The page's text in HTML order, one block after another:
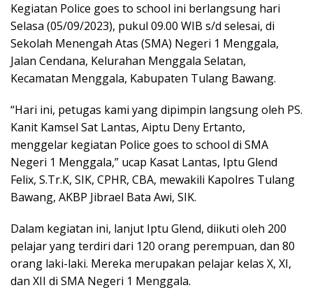
Kegiatan Police goes to school ini berlangsung hari
Selasa (05/09/2023), pukul 09.00 WIB s/d selesai, di
Sekolah Menengah Atas (SMA) Negeri 1 Menggala,
Jalan Cendana, Kelurahan Menggala Selatan,
Kecamatan Menggala, Kabupaten Tulang Bawang.
“Hari ini, petugas kami yang dipimpin langsung oleh PS.
Kanit Kamsel Sat Lantas, Aiptu Deny Ertanto,
menggelar kegiatan Police goes to school di SMA
Negeri 1 Menggala,” ucap Kasat Lantas, Iptu Glend
Felix, S.Tr.K, SIK, CPHR, CBA, mewakili Kapolres Tulang
Bawang, AKBP Jibrael Bata Awi, SIK.
Dalam kegiatan ini, lanjut Iptu Glend, diikuti oleh 200
pelajar yang terdiri dari 120 orang perempuan, dan 80
orang laki-laki. Mereka merupakan pelajar kelas X, XI,
dan XII di SMA Negeri 1 Menggala.